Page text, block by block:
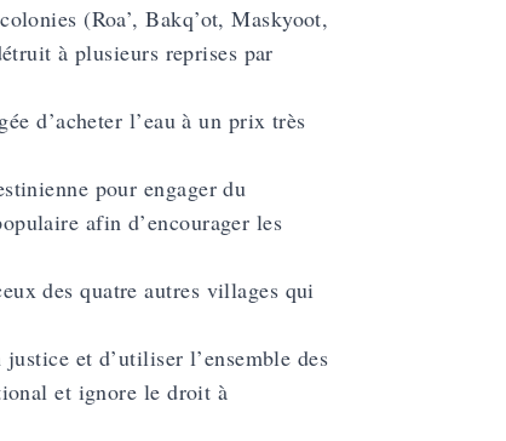
(Roa’, Bakq’ot, Maskyoot,
à plusieurs reprises par
d’acheter l’eau à un prix très
pour engager du
afin d’encourager les
des quatre autres villages qui
et d’utiliser l’ensemble des
et ignore le droit à